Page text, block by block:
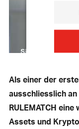
Als einer der
ausschliesslich
RULEMATCH
Assets und